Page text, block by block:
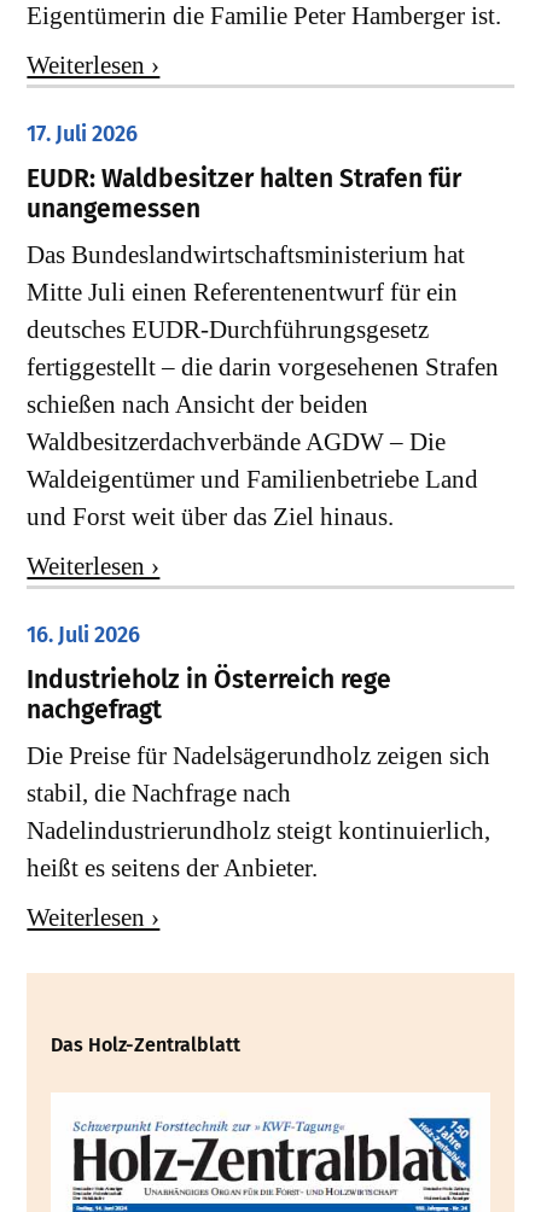
Eigentümerin die Familie Peter Hamberger ist.
Weiterlesen ›
17. Juli 2026
EUDR: Waldbesitzer halten Strafen für
unangemessen
Das Bundeslandwirtschaftsministerium hat
Mitte Juli einen Referentenentwurf für ein
deutsches EUDR-Durchführungsgesetz
fertiggestellt – die darin vorgesehenen Strafen
schießen nach Ansicht der beiden
Waldbesitzerdachverbände AGDW – Die
Waldeigentümer und Familienbetriebe Land
und Forst weit über das Ziel hinaus.
Weiterlesen ›
16. Juli 2026
Industrieholz in Österreich rege
nachgefragt
Die Preise für Nadelsägerundholz zeigen sich
stabil, die Nachfrage nach
Nadelindustrierundholz steigt kontinuierlich,
heißt es seitens der Anbieter.
Weiterlesen ›
Das Holz-Zentralblatt